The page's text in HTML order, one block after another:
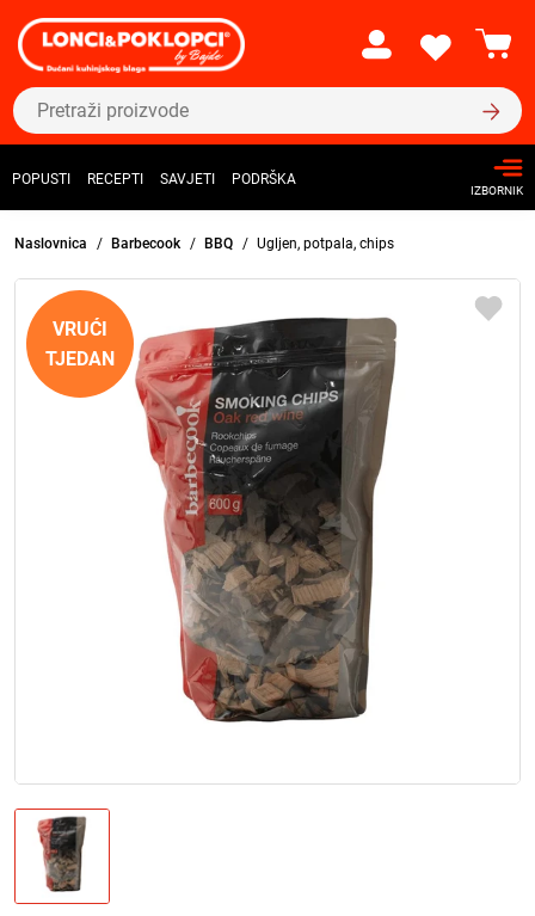
POPUSTI RECEPTI SAVJETI PODRŠKA
IZBORNIK
Naslovnica Barbecook BBQ Ugljen, potpala, chips
VRUĆI
TJEDAN